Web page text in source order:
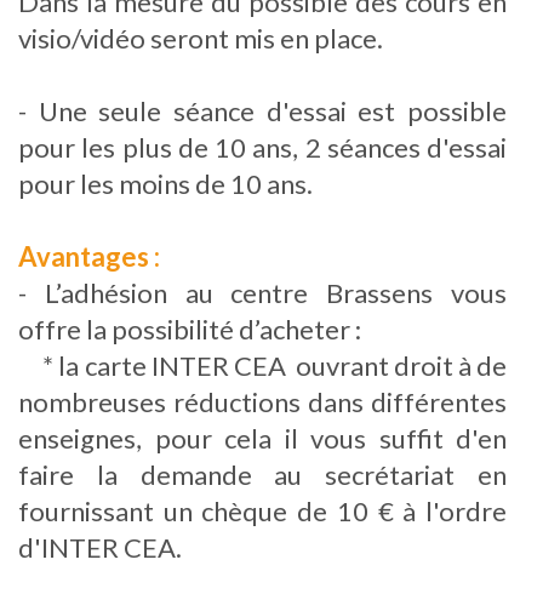
visio/vidéo seront mis en place.
- Une seule séance d'essai est possible
pour les plus de 10 ans, 2 séances d'essai
pour les moins de 10 ans.
Avantages :
- L’adhésion au centre Brassens vous
offre la possibilité d’acheter :
* la carte INTER CEA ouvrant droit à de
nombreuses réductions dans différentes
enseignes, pour cela il vous suffit d'en
faire la demande au secrétariat en
fournissant un chèque de 10 € à l'ordre
d'INTER CEA.